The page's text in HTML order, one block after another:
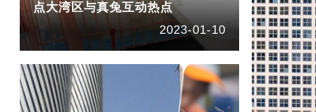
点大湾区与真兔互动热点
2023-01-10